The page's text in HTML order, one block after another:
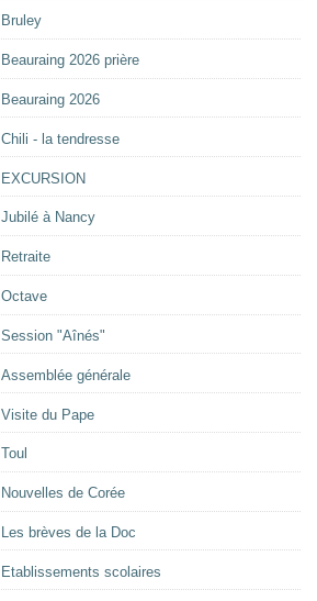
Bruley
Beauraing 2026 prière
Beauraing 2026
Chili - la tendresse
EXCURSION
Jubilé à Nancy
Retraite
Octave
Session "Aînés"
Assemblée générale
Visite du Pape
Toul
Nouvelles de Corée
Les brèves de la Doc
Etablissements scolaires